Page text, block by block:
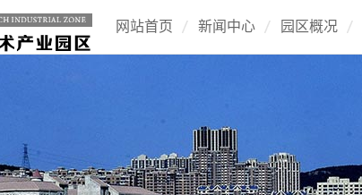
网站首页 新闻中心 园区概况